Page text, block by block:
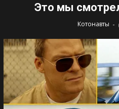
Это мы
Котонавты -